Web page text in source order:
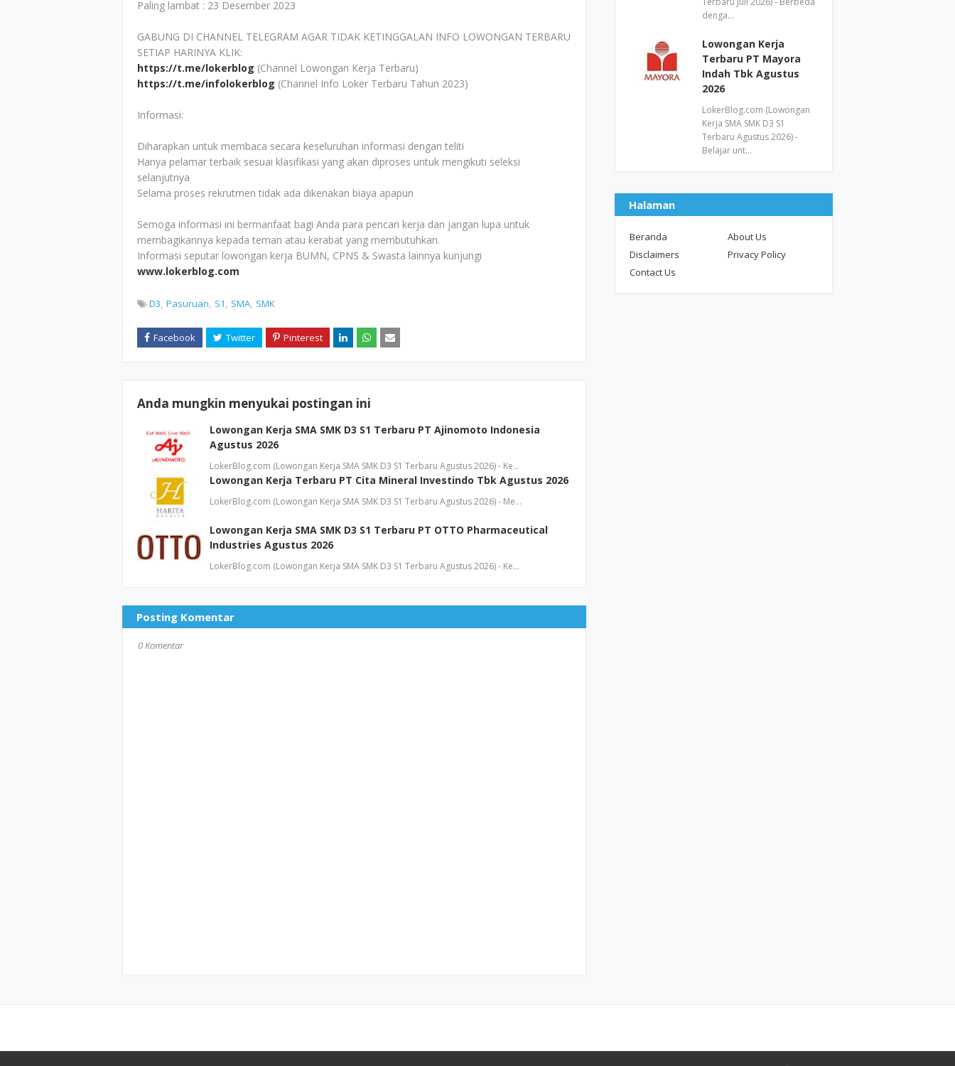
Paling lambat : 23 Desember 2023
GABUNG DI CHANNEL TELEGRAM AGAR TIDAK KETINGGALAN INFO LOWONGAN TERBARU
SETIAP HARINYA KLIK:
https://t.me/lokerblog (Channel Lowongan Kerja Terbaru)
https://t.me/infolokerblog (Channel Info Loker Terbaru Tahun 2023)
Informasi:
Diharapkan untuk membaca secara keseluruhan informasi dengan teliti
Hanya pelamar terbaik sesuai klasifikasi yang akan diproses untuk mengikuti seleksi
selanjutnya
Selama proses rekrutmen tidak ada dikenakan biaya apapun
Semoga informasi ini bermanfaat bagi Anda para pencari kerja dan jangan lupa untuk
membagikannya kepada teman atau kerabat yang membutuhkan.
Informasi seputar lowongan kerja BUMN, CPNS & Swasta lainnya kunjungi
www.lokerblog.com
D3 Pasuruan S1 SMA SMK
Anda mungkin menyukai postingan ini
Lowongan Kerja SMA SMK D3 S1 Terbaru PT Ajinomoto Indonesia
Agustus 2026
LokerBlog.com (Lowongan Kerja SMA SMK D3 S1 Terbaru Agustus 2026) - Ke…
Lowongan Kerja Terbaru PT Cita Mineral Investindo Tbk Agustus 2026
LokerBlog.com (Lowongan Kerja SMA SMK D3 S1 Terbaru Agustus 2026) - Me…
Lowongan Kerja SMA SMK D3 S1 Terbaru PT OTTO Pharmaceutical
Industries Agustus 2026
LokerBlog.com (Lowongan Kerja SMA SMK D3 S1 Terbaru Agustus 2026) - Ke…
Posting Komentar
0 Komentar
denga…
Lowongan Kerja
Terbaru PT Mayora
Indah Tbk Agustus
2026
LokerBlog.com (Lowongan
Kerja SMA SMK D3 S1
Terbaru Agustus 2026) -
Belajar unt…
Halaman
Beranda
About Us
Disclaimers
Privacy Policy
Contact Us